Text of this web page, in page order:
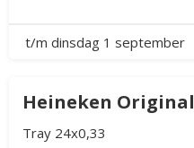
t/m dinsdag 1 september
Heineken Original
Tray 24x0,33